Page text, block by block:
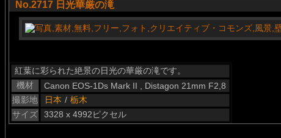
No.2717 日光華厳の滝
紅葉に彩られた絶景の日光の華厳の滝です。
機材
Canon EOS-1Ds Mark II , Distagon 21mm F2,8
撮影地
日本 / 栃木
サイズ
3328 x 4992ピクセル